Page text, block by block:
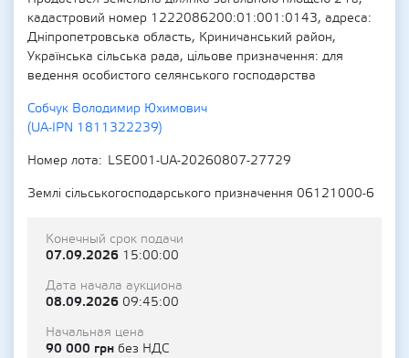
кадастровий номер 1222086200:01:001:0143, адреса:
Дніпропетровська область, Криничанський район,
Українська сільська рада, цільове призначення: для
ведення особистого селянського господарства
Собчук Володимир Юхимович
(UA-IPN 1811322239)
Номер лота
LSE001-UA-20260807-27729
Землі сільськогосподарського призначення 06121000-6
Конечный срок подачи
07.09.2026 15:00:00
Дата начала аукциона
08.09.2026 09:45:00
Начальная цена
90 000 грн без НДС